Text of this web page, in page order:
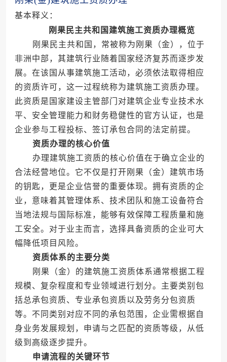
基本释义：
刚果民主共和国建筑施工资质办理概览
刚果民主共和国，常被称为刚果（金），位于
非洲中部，其建筑行业随着国家经济复苏而逐步发
展。在该国从事建筑施工活动，必须依法取得相应
的资质许可，这一过程统称为建筑施工资质办理。
此资质是国家建设主管部门对建筑企业专业技术水
平、安全管理能力和财务稳健性的官方认证，也是
企业参与工程投标、签订承包合同的法定前提。
资质办理的核心价值
办理建筑施工资质的核心价值在于确立企业的
合法经营地位。它不仅是打开刚果（金）建筑市场
的钥匙，更是企业信誉的重要体现。拥有资质的企
业，意味着其管理体系、技术团队和施工设备符合
当地法规与国际标准，能够有效保障工程质量和施
工安全。对于业主而言，选择具备资质的企业可大
幅降低项目风险。
资质体系的主要分类
刚果（金）的建筑施工资质体系通常根据工程
规模、复杂程度和专业领域进行划分。主要类别包
括总承包资质、专业承包资质以及劳务分包资质
等。不同类别对应不同的承包范围，企业需根据自
身业务发展规划，申请与之匹配的资质等级，从低
级到高级逐步提升。
申请流程的关键环节